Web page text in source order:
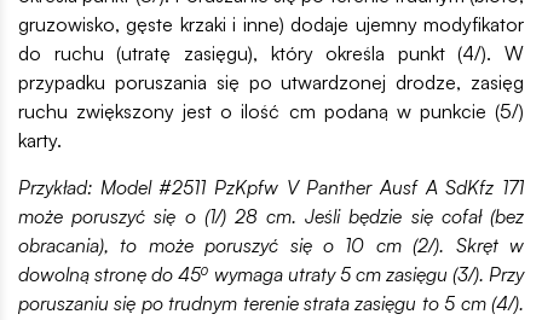
gruzowisko, gęste krzaki i inne) dodaje ujemny modyfikator
do ruchu (utratę zasięgu), który określa punkt (4/). W
przypadku poruszania się po utwardzonej drodze, zasięg
ruchu zwiększony jest o ilość cm podaną w punkcie (5/)
karty.
Przykład: Model #2511 PzKpfw V Panther Ausf A SdKfz 171
może poruszyć się o (1/) 28 cm. Jeśli będzie się cofał (bez
obracania), to może poruszyć się o 10 cm (2/). Skręt w
dowolną stronę do 45⁰ wymaga utraty 5 cm zasięgu (3/). Przy
poruszaniu się po trudnym terenie strata zasięgu to 5 cm (4/).